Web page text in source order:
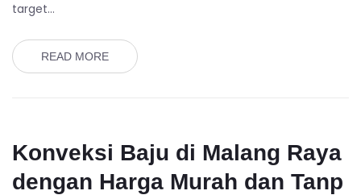
target…
READ MORE
Konveksi Baju di Malang Raya
dengan Harga Murah dan Tanp